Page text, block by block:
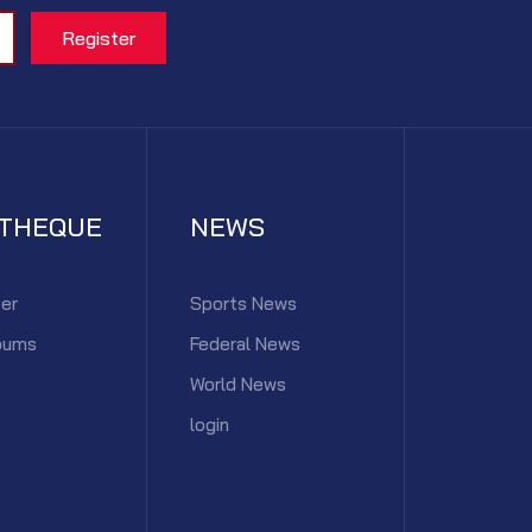
NEWS
Sports News
Federal News
World News
login